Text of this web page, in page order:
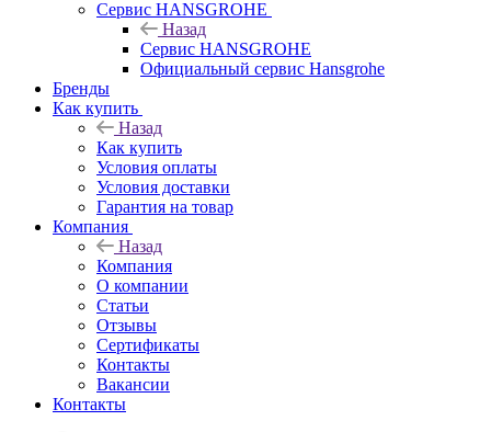
Сервис HANSGROHE
Назад
Сервис HANSGROHE
Официальный сервис Hansgrohe
Бренды
Как купить
Назад
Как купить
Условия оплаты
Условия доставки
Гарантия на товар
Компания
Назад
Компания
О компании
Статьи
Отзывы
Сертификаты
Контакты
Вакансии
Контакты